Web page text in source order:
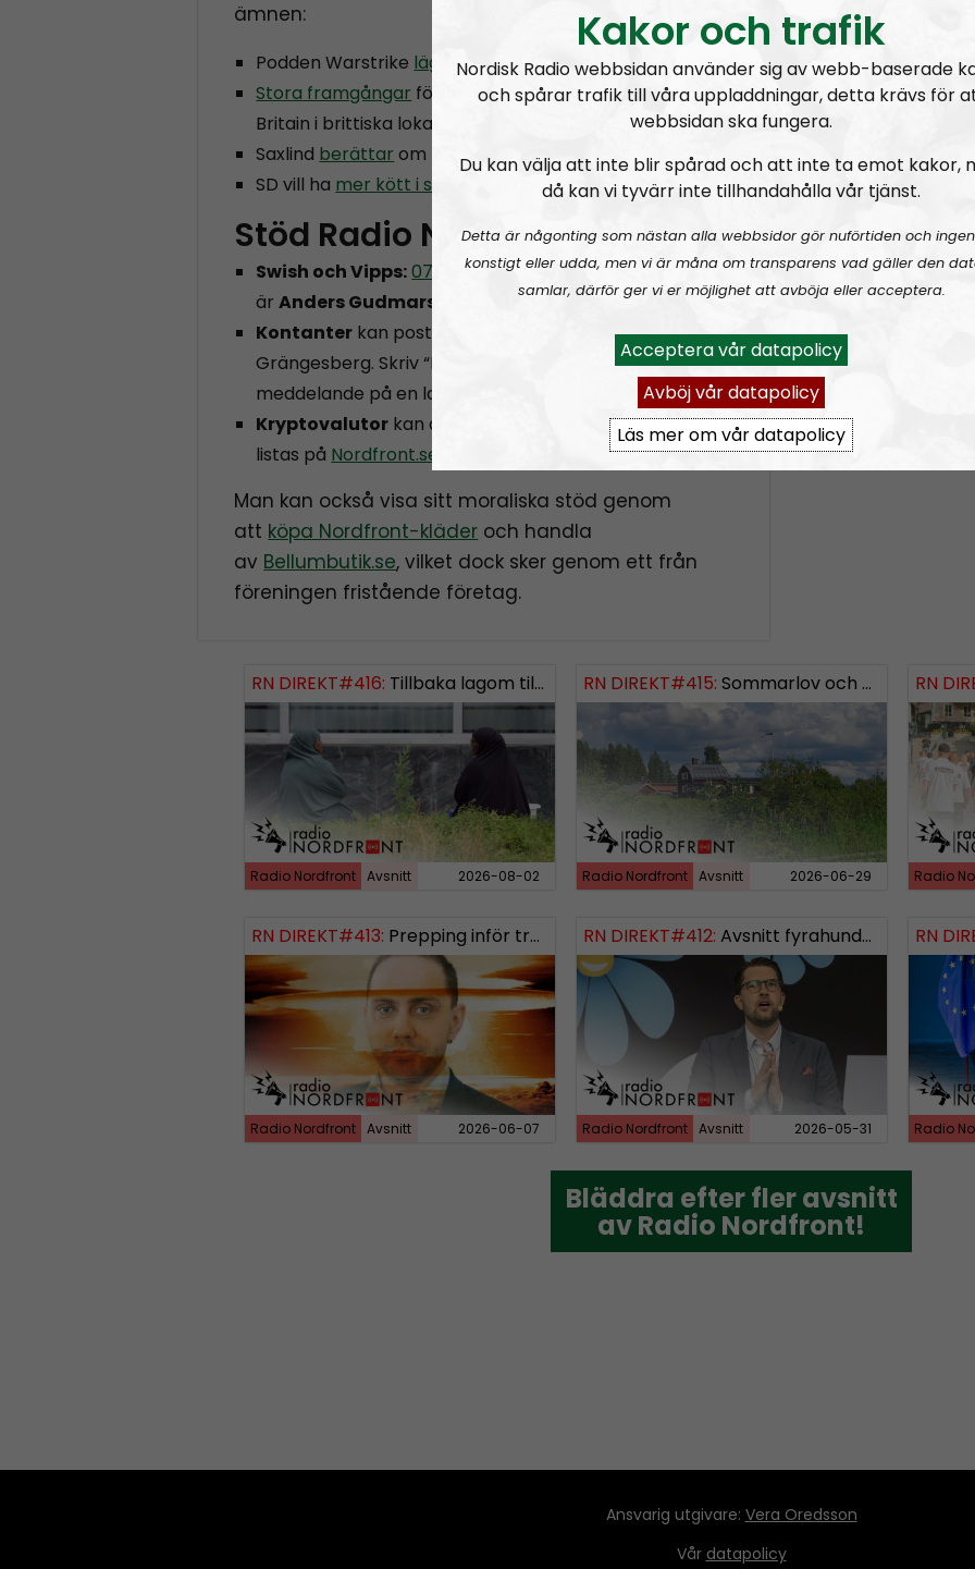
ämnen:
Podden Warstrike lägger ned
Stora framgångar för både Reform UK och Restore
Britain i brittiska lokalval
Saxlind berättar om första maj – samtVeckans fråga
SD vill ha mer kött i skolan
Stöd Radio Nordfront
Swish och Vipps:0700738064 – betalningsmottagare
ärAnders Gudmarsson
Kontanter kan postas till Nordfront / Box 52 / 77222
Grängesberg. Skriv “Nordfront” och eventuellt
meddelande på en lapp i kuvertet.
Kryptovalutor kan doneras till plånböckerna som
listas på Nordfront.se/donera
Man kan också visa sitt moraliska stöd genom
att köpa Nordfront-kläder och handla
av Bellumbutik.se, vilket dock sker genom ett från
föreningen fristående företag.
Producent är
Radio Nordfront
Därför bjuder vi titt
slag, alltifrån
Epost:
Prenumerera på
RSS:
https://
rss&show=radio-
RN DIREKT#416: Tillbaka lagom till främlingsinvasionen SWISH: 0738958452
Radio Nordfront Avsnitt 2026-08-02
RN DIREKT#415: Sommarlov och prepping
Radio Nordfront Avsnitt 2026-06-29
RN
Radio
RN DIREKT#413: Prepping inför tredje världskriget
Radio Nordfront Avsnitt 2026-06-07
RN DIREKT#412: Avsnitt fyrahundratolv SWISH: 0700738064
Radio Nordfront Avsnitt 2026-05-31
RN
Radio
Bläddra efter fler avsnitt
av Radio Nordfront!
Bläddra efter fler avsnitt
av Radio Nordfront!
Ansvarig utgivare: Vera Oredsson
Vår datapolicy
Kakor och trafik
Nordisk Radio webbsidan använder sig av webb-baserade
och spårar trafik till våra uppladdningar, detta krävs för
webbsidan ska fungera.
Du kan välja att inte blir spårad och att inte ta emot kakor,
då kan vi tyvärr inte tillhandahålla vår tjänst.
Detta är någonting som nästan alla webbsidor gör nuförtiden och
konstigt eller udda, men vi är måna om transparens vad gäller den
samlar, därför ger vi er möjlighet att avböja eller acceptera.
Acceptera vår datapolicy
Avböj vår datapolicy
Läs mer om vår datapolicy